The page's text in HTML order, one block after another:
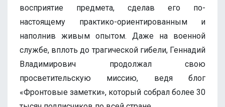
восприятие предмета, сделав его по-
настоящему практико-ориентированным и
наполнив живым опытом. Даже на военной
службе, вплоть до трагической гибели, Геннадий
Владимирович продолжал свою
просветительскую миссию, ведя блог
«Фронтовые заметки», который собрал более 30